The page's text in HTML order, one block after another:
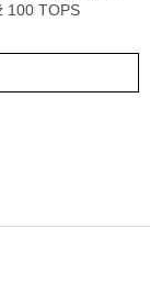
100 TOPS
kompatibilní s